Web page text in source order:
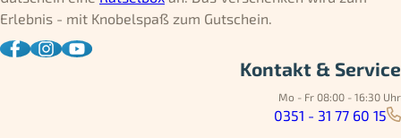
Erlebnis - mit Knobelspaß zum Gutschein.
Kontakt & Service
Mo - Fr 08:00 - 16:30 Uhr
0351 - 31 77 60 15